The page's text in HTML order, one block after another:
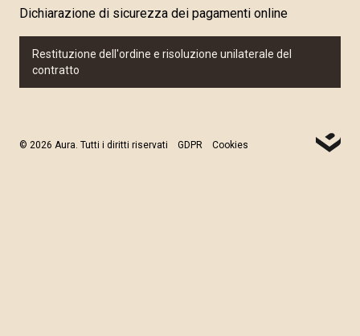
Dichiarazione di sicurezza dei pagamenti online
Restituzione dell'ordine e risoluzione unilaterale del
contratto
© 2026 Aura. Tutti i diritti riservati GDPR Cookies